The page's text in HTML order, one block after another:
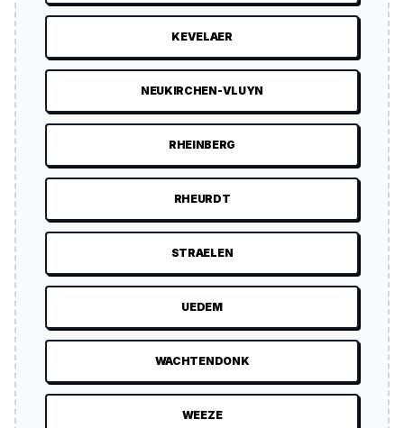
KEVELAER
NEUKIRCHEN-VLUYN
RHEINBERG
RHEURDT
STRAELEN
UEDEM
WACHTENDONK
WEEZE